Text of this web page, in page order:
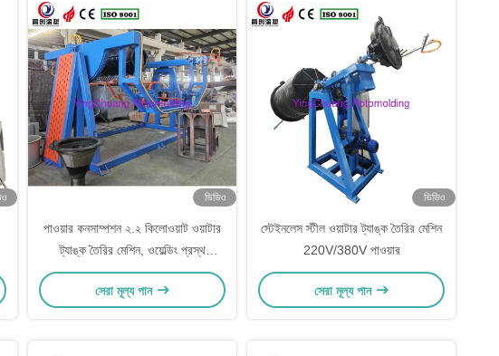
ভিডিও
পাওয়ার কনসাম্পশন ২.২ কিলোওয়াট ওয়াটার
ট্যাঙ্ক তৈরির মেশিন, ওয়েল্ডিং প্রস্থ
৫-২০মিমি, মেটাল ট্যাঙ্ক উৎপাদনের জন্য
পাইপ ফ্লেয়ারিং মেশিন নামেও পরিচিত
সেরা মূল্য পান
ভিডিও
স্টেইনলেস স্টীল ওয়াটার ট্যাঙ্ক তৈরির মেশিন
220V/380V পাওয়ার
সেরা মূল্য পান